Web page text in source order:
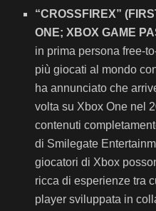
“CROSSFIREX”
ONE; XBOX GAME
in prima persona free-
più giocati al mondo
ha annunciato che
volta su Xbox One nel
contenuti
di Smilegate
giocatori di Xbox
ricca di esperienze tra
player sviluppata in